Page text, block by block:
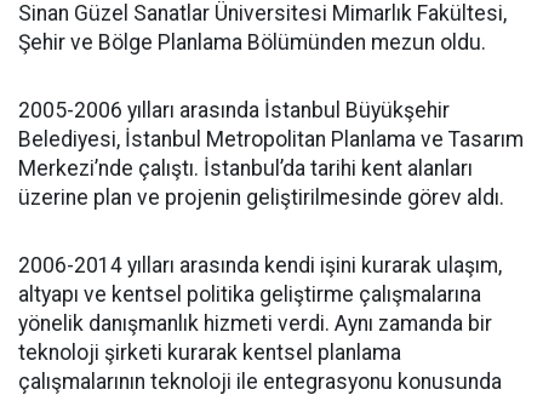
Sinan Güzel Sanatlar Üniversitesi Mimarlık Fakültesi,
Şehir ve Bölge Planlama Bölümünden mezun oldu.
2005-2006 yılları arasında İstanbul Büyükşehir
Belediyesi, İstanbul Metropolitan Planlama ve Tasarım
Merkezi’nde çalıştı. İstanbul’da tarihi kent alanları
üzerine plan ve projenin geliştirilmesinde görev aldı.
2006-2014 yılları arasında kendi işini kurarak ulaşım,
altyapı ve kentsel politika geliştirme çalışmalarına
yönelik danışmanlık hizmeti verdi. Aynı zamanda bir
teknoloji şirketi kurarak kentsel planlama
çalışmalarının teknoloji ile entegrasyonu konusunda